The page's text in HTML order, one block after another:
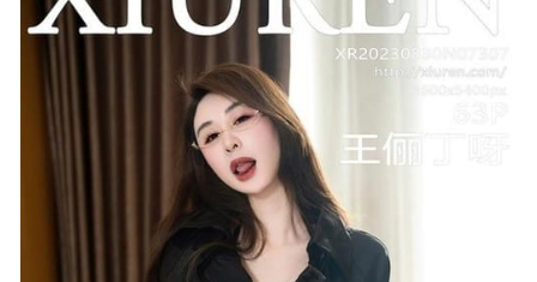
头条女神 – 2018.06.25 蜜桃熟时 苏菲菲[26P177M]
[XiuRen秀人网] 2023.09.20 No.7416 梦心玥 美腿运动
[Xiuren秀人网]2024.04.28 NO.8465 梦心玥[82+1P/618MB]